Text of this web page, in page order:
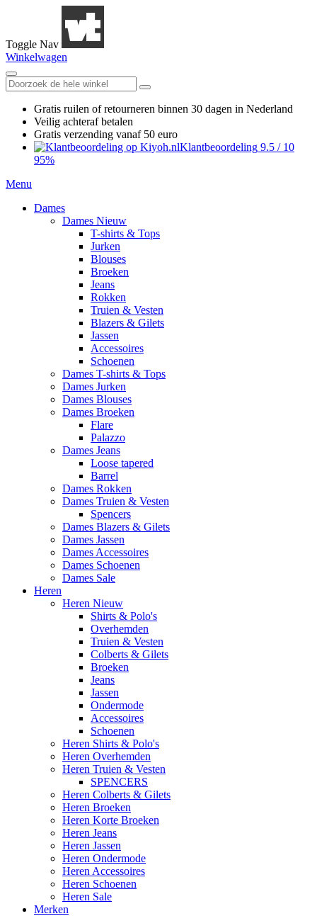
Toggle Nav
Winkelwagen
Gratis ruilen of retourneren binnen 30 dagen in Nederland
Veilig achteraf betalen
Gratis verzending vanaf 50 euro
Klantbeoordeling 9.5 / 10
95%
Menu
Dames
Dames Nieuw
T-shirts & Tops
Jurken
Blouses
Broeken
Jeans
Rokken
Truien & Vesten
Blazers & Gilets
Jassen
Accessoires
Schoenen
Dames T-shirts & Tops
Dames Jurken
Dames Blouses
Dames Broeken
Flare
Palazzo
Dames Jeans
Loose tapered
Barrel
Dames Rokken
Dames Truien & Vesten
Spencers
Dames Blazers & Gilets
Dames Jassen
Dames Accessoires
Dames Schoenen
Dames Sale
Heren
Heren Nieuw
Shirts & Polo's
Overhemden
Truien & Vesten
Colberts & Gilets
Broeken
Jeans
Jassen
Ondermode
Accessoires
Schoenen
Heren Shirts & Polo's
Heren Overhemden
Heren Truien & Vesten
SPENCERS
Heren Colberts & Gilets
Heren Broeken
Heren Korte Broeken
Heren Jeans
Heren Jassen
Heren Ondermode
Heren Accessoires
Heren Schoenen
Heren Sale
Merken